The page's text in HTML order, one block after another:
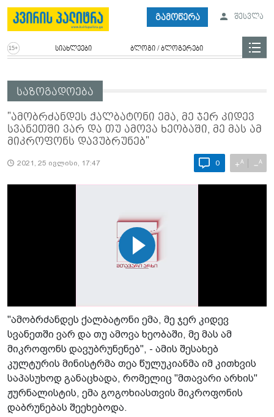
გამოწერა შესვლა
სიახლეები ბლოგი / ბლოგერები
საზოგადოება
"ამობ­რძან­დეს ქალ­ბა­ტო­ნი ემა, მე ჯერ კი­დევ
სვა­ნეთ­ში ვარ და თუ ამო­ვა ხე­ო­ბა­ში, მე მას ამ
მიკრო­ფონს და­ვუბ­რუ­ნე­ბ"
2021, 25 ივლისი, 17:47 0 +A −A
"ამობრძანდეს ქალბატონი ემა, მე ჯერ კიდევ
სვანეთში ვარ და თუ ამოვა ხეობაში, მე მას ამ
მიკროფონს დავუბრუნენებ", - ამის შესახებ
კულტურის მინისტრმა თეა წულუკიანმა იმ კითხვის
საპასუხოდ განაცხადა, რომელიც "მთავარი არხის"
ჟურნალისტის, ემა გოგოხიასთვის მიკროფონის
დაბრუნებას შეეხებოდა.